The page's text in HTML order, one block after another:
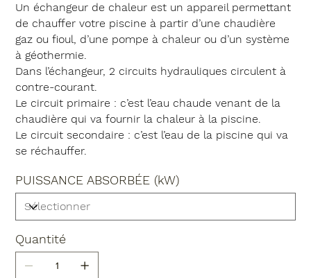
Un échangeur de chaleur est un appareil permettant
de chauffer votre piscine à partir d’une chaudière
gaz ou fioul, d’une pompe à chaleur ou d’un système
à géothermie.
Dans l’échangeur, 2 circuits hydrauliques circulent à
contre-courant.
Le circuit primaire : c’est l’eau chaude venant de la
chaudière qui va fournir la chaleur à la piscine.
Le circuit secondaire : c’est l’eau de la piscine qui va
se réchauffer.
PUISSANCE ABSORBÉE (kW)
Quantité